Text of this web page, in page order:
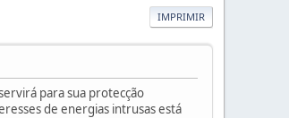
IMPRIMIR
para sua protecção
de energias intrusas está